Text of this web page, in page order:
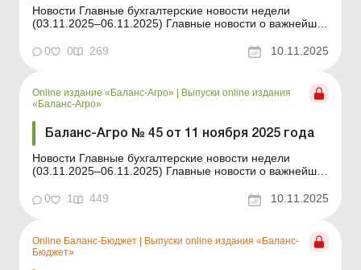
Новости Главные бухгалтерские новости недели
(03.11.2025–06.11.2025) Главные новости о важнейших
ежедневно Содержание номера Юридические
0 0 269 10.11.2025
Online издание «Баланс-Агро»
Выпуски online издания
«Баланс-Агро»
Баланс-Агро № 45 от 11 ноября 2025 года
Новости Главные бухгалтерские новости недели
(03.11.2025–06.11.2025) Главные новости о важнейших
ежедневно Содержание номера Правовая помощь
Читать Может ли ГНС обращаться в суд относительно
0 1 449 10.11.2025
Online Баланс-Бюджет | Выпуски online издания «Баланс-
Бюджет»